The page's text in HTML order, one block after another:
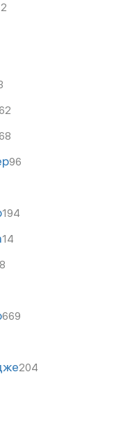
96
194
14
669
204